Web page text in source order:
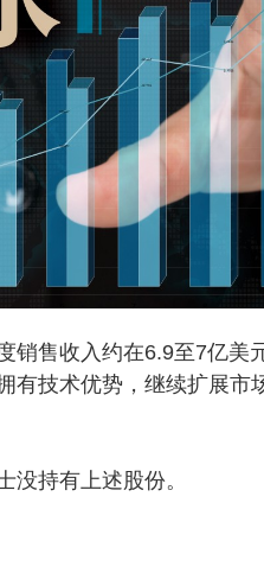
收入约在6.9至7亿美
有技术优势，继续扩展市
持有上述股份。